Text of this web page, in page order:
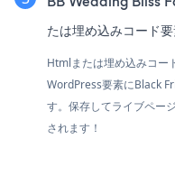
たは埋め込みコード
Htmlまたは埋め込みコー
WordPress要素にBlack
す。保存してライブペー
されます！